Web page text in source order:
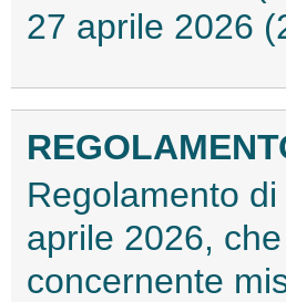
27 aprile 2026
Regolamento
aprile 2026,
concernente